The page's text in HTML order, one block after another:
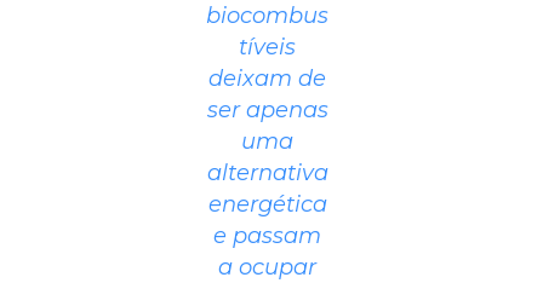
biocombus
tíveis
deixam de
ser apenas
uma
alternativa
energética
e passam
a ocupar